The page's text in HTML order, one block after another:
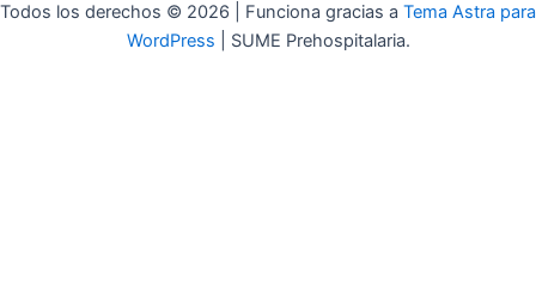
Todos los derechos © 2026 | Funciona gracias a Tema Astra para
WordPress | SUME Prehospitalaria.